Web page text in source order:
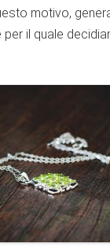
motivo,
per il quale